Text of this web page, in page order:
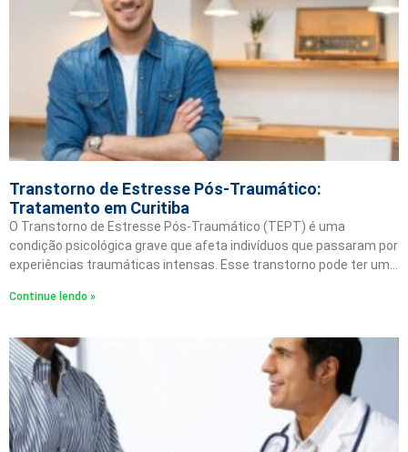
Transtorno de Estresse Pós-Traumático:
Tratamento em Curitiba
O Transtorno de Estresse Pós-Traumático (TEPT) é uma
condição psicológica grave que afeta indivíduos que passaram por
experiências traumáticas intensas. Esse transtorno pode ter um…
Continue lendo »